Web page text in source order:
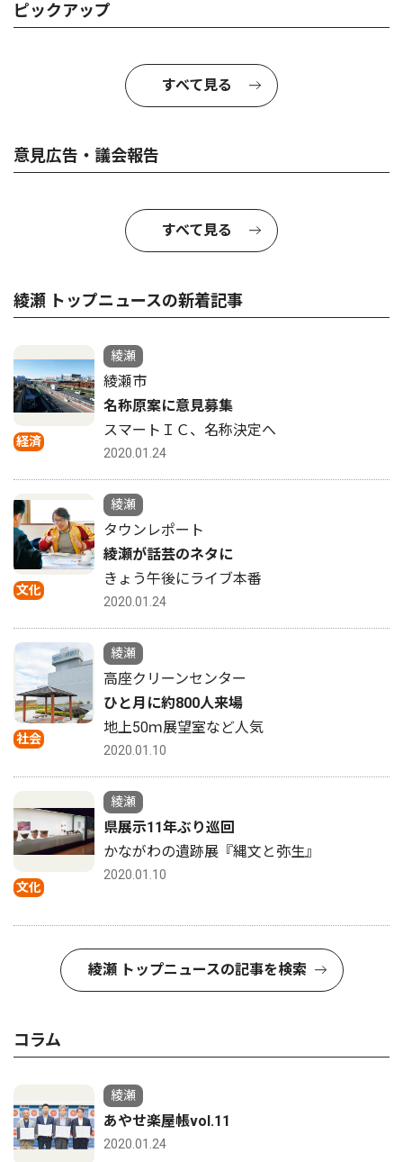
ピックアップ
すべて見る
意見広告・議会報告
すべて見る
綾瀬 トップニュースの新着記事
経済
綾瀬
綾瀬市
名称原案に意見募集
スマートＩＣ、名称決定へ
2020.01.24
文化
綾瀬
タウンレポート
綾瀬が話芸のネタに
きょう午後にライブ本番
2020.01.24
社会
綾瀬
高座クリーンセンター
ひと月に約800人来場
地上50ｍ展望室など人気
2020.01.10
文化
綾瀬
県展示11年ぶり巡回
かながわの遺跡展『縄文と弥生』
2020.01.10
綾瀬 トップニュースの記事を検索
コラム
綾瀬
あやせ楽屋帳vol.11
2020.01.24